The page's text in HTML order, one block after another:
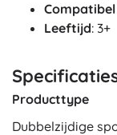
Compatibel
Leeftijd: 3+
Producttype
Dubbelzijdige